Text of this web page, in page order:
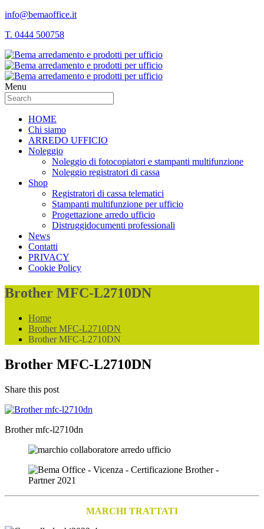
info@bemaoffice.it
T. 0444 500758
Menu
HOME
Chi siamo
ARREDO UFFICIO
Noleggio
Noleggio di fotocopiatori e stampanti multifunzione
Noleggio registratori di cassa
Shop
Registratori di cassa telematici
Stampanti multifunzione per ufficio
Progettazione arredo ufficio
Distruggidocumenti professionali
News
Contatti
PRIVACY
Cookie Policy
Brother MFC-L2710DN
Home
Brother MFC-L2710DN
Brother MFC-L2710DN
Brother MFC-L2710DN
Share this post
Brother mfc-l2710dn
MARCHI TRATTATI